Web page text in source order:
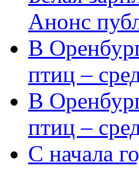
Анонс
В
птиц –
В
птиц –
С начала